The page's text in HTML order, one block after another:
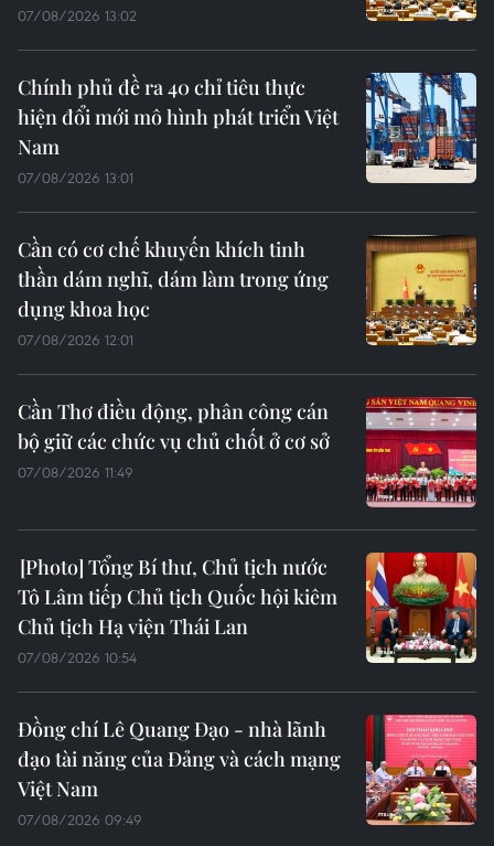
07/08/2026 13:02
Chính phủ đề ra 40 chỉ tiêu thực
hiện đổi mới mô hình phát triển Việt
Nam
07/08/2026 13:01
Cần có cơ chế khuyến khích tinh
thần dám nghĩ, dám làm trong ứng
dụng khoa học
07/08/2026 12:01
Cần Thơ điều động, phân công cán
bộ giữ các chức vụ chủ chốt ở cơ sở
07/08/2026 11:49
Tổng Bí thư, Chủ tịch nước
Tô Lâm tiếp Chủ tịch Quốc hội kiêm
Chủ tịch Hạ viện Thái Lan
07/08/2026 10:54
Đồng chí Lê Quang Đạo - nhà lãnh
đạo tài năng của Đảng và cách mạng
Việt Nam
07/08/2026 09:49